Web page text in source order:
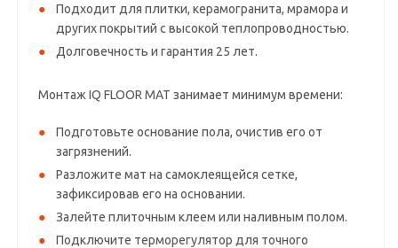
Подходит для плитки, керамогранита, мрамора и
других покрытий с высокой теплопроводностью.
Долговечность и гарантия 25 лет.
Монтаж IQ FLOOR MAT занимает минимум времени:
Подготовьте основание пола, очистив его от
загрязнений.
Разложите мат на самоклеящейся сетке,
зафиксировав его на основании.
Залейте плиточным клеем или наливным полом.
Подключите терморегулятор для точного